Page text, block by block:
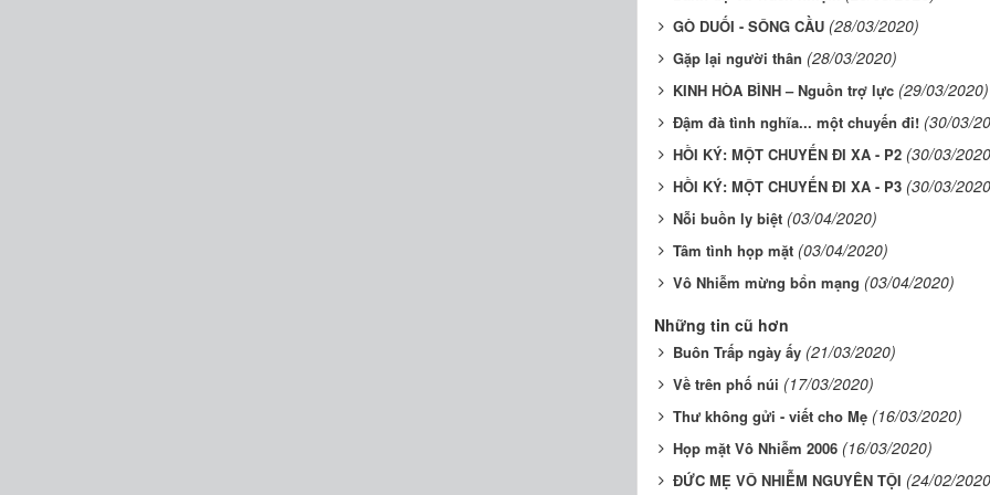
GÒ DUỐI - SÔNG CẦU (28/03/2020)
Gặp lại người thân (28/03/2020)
KINH HÒA BÌNH – Nguồn trợ lực (29/03/2020)
Đậm đà tình nghĩa... một chuyến đi! (30/03/
HỒI KÝ: MỘT CHUYẾN ĐI XA - P2 (30/03/
HỒI KÝ: MỘT CHUYẾN ĐI XA - P3 (30/03/
Nỗi buồn ly biệt (03/04/2020)
Tâm tình họp mặt (03/04/2020)
Vô Nhiễm mừng bổn mạng (03/04/2020)
Những tin cũ hơn
Buôn Trấp ngày ấy (21/03/2020)
Về trên phố núi (17/03/2020)
Thư không gửi - viết cho Mẹ (16/03/2020)
Họp mặt Vô Nhiễm 2006 (16/03/2020)
ĐỨC MẸ VÔ NHIỄM NGUYÊN TỘI (24/02/